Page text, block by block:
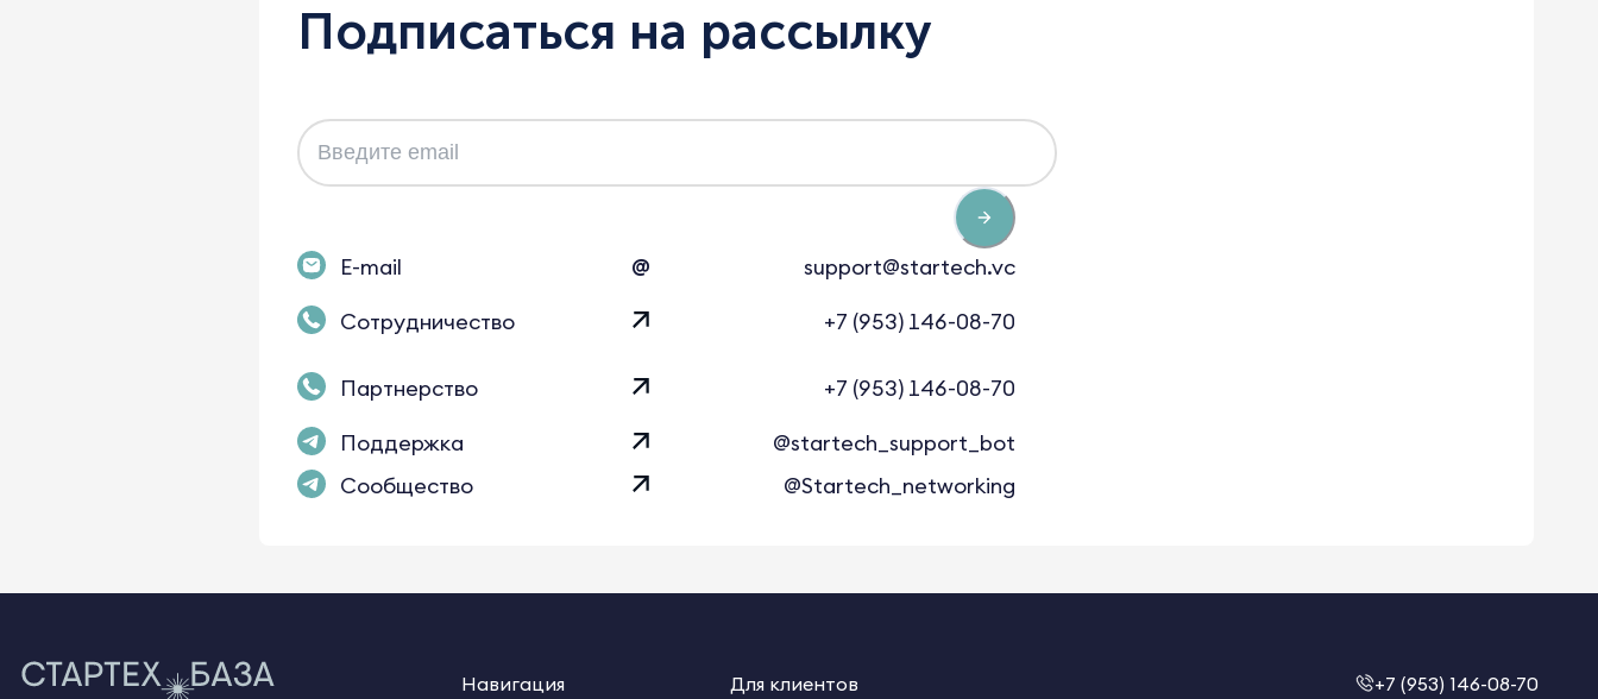
Подписаться на рассылку
E-mail @
support@startech.vc
Сотрудничество
+7 (953) 146-08-70
Партнерство
+7 (953) 146-08-70
Поддержка
@startech_support_bot
Сообщество
@Startech_networking
Навигация Для клиентов +7 (953) 146-08-70